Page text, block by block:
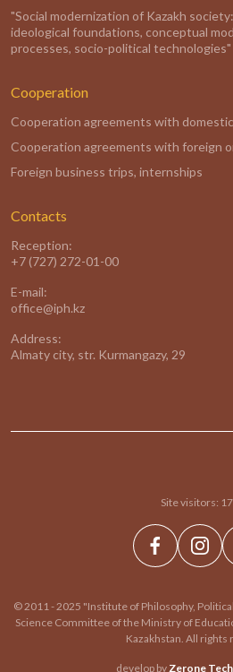
"Social modernization of Kazakh
ideological foundations, conceptual
processes, socio-political
Cooperation
Cooperation agreements with
Cooperation agreements with foreign
Foreign business trips, internships
Contacts
Reception:
+7 (727) 272-01-00
E-mail:
office@iph.kz
Address:
Almaty city, str. Kurmangazy, 29
Site visitors:
© 2011 - 2025 "Institute of Philosophy,
Science Committee of the Ministry of
Kazakhstan. All rights
develop byZerone